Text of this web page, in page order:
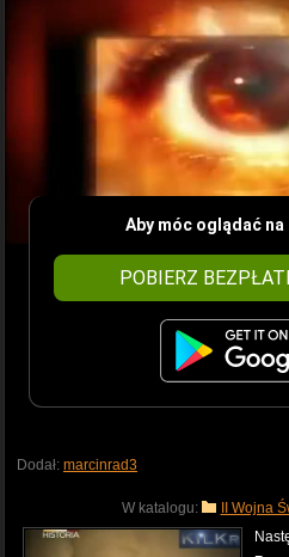
Aby móc oglądać
POBIERZ
Dodał: marcinrad3
W katalogu: II Wojna